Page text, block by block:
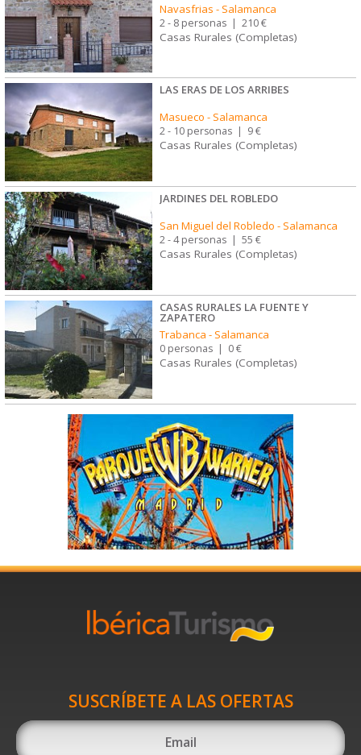
Navasfrias - Salamanca
2 - 8 personas | 210 €
Casas Rurales (Completas)
LAS ERAS DE LOS ARRIBES
Masueco - Salamanca
2 - 10 personas | 9 €
Casas Rurales (Completas)
JARDINES DEL ROBLEDO
San Miguel del Robledo - Salamanca
2 - 4 personas | 55 €
Casas Rurales (Completas)
CASAS RURALES LA FUENTE Y
ZAPATERO
Trabanca - Salamanca
0 personas | 0 €
Casas Rurales (Completas)
SUSCRÍBETE A LAS OFERTAS